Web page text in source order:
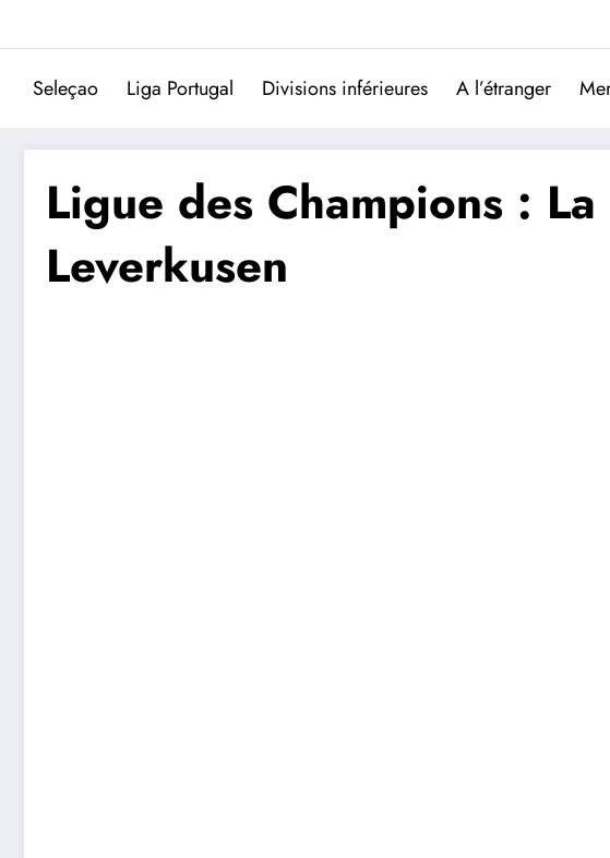
Seleçao Liga Portugal Divisions inférieures A l’étranger
Ligue des Champions :
Leverkusen